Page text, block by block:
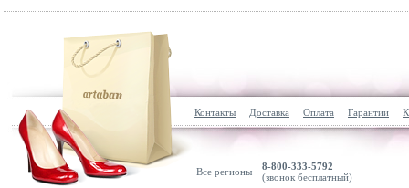
Контакты Доставка Оплата Гарантии
Все регионы
8-800-333-5792
(звонок бесплатный)